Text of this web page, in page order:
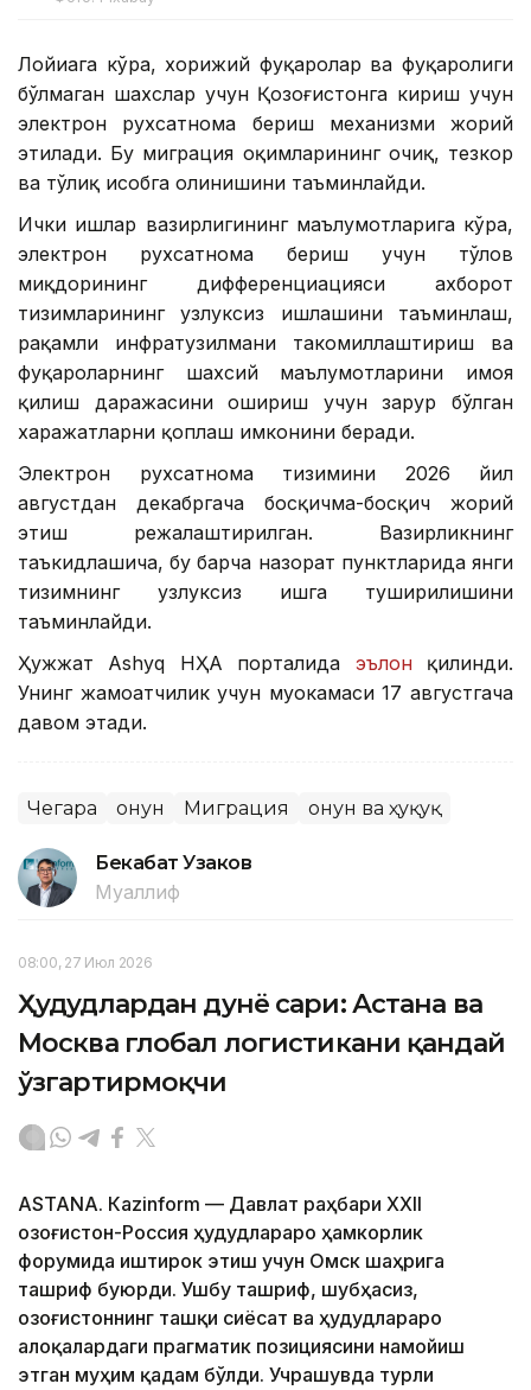
Лойиҳага кўра, хорижий фуқаролар ва фуқаролиги
бўлмаган шахслар учун Қозоғистонга кириш учун
электрон рухсатнома бериш механизми жорий
этилади. Бу миграция оқимларининг очиқ, тезкор
ва тўлиқ ҳисобга олинишини таъминлайди.
Ички ишлар вазирлигининг маълумотларига кўра,
электрон рухсатнома бериш учун тўлов
миқдорининг дифференциацияси ахборот
тизимларининг узлуксиз ишлашини таъминлаш,
рақамли инфратузилмани такомиллаштириш ва
фуқароларнинг шахсий маълумотларини ҳимоя
қилиш даражасини ошириш учун зарур бўлган
харажатларни қоплаш имконини беради.
Электрон рухсатнома тизимини 2026 йил
августдан декабргача босқичма-босқич жорий
этиш режалаштирилган. Вазирликнинг
таъкидлашича, бу барча назорат пунктларида янги
тизимнинг узлуксиз ишга туширилишини
таъминлайди.
Ҳужжат Ashyq НҲА порталида эълонқилинди.
Унинг жамоатчилик учун муҳокамаси 17 августгача
давом этади.
Чегара Қонун Миграция Қонун ва ҳуқуқ
Бекабат Узаков
Муаллиф
08:00, 27 Июл 2026
Ҳудудлардан дунё сари: Астана ва
Москва глобал логистикани қандай
ўзгартирмоқчи
ASTANА. Кazinform — Давлат раҳбари ХХII
Қозоғистон-Россия ҳудудлараро ҳамкорлик
форумида иштирок этиш учун Омск шаҳрига
ташриф буюрди. Ушбу ташриф, шубҳасиз,
Қозоғистоннинг ташқи сиёсат ва ҳудудлараро
алоқалардаги прагматик позициясини намойиш
этган муҳим қадам бўлди. Учрашувда турли